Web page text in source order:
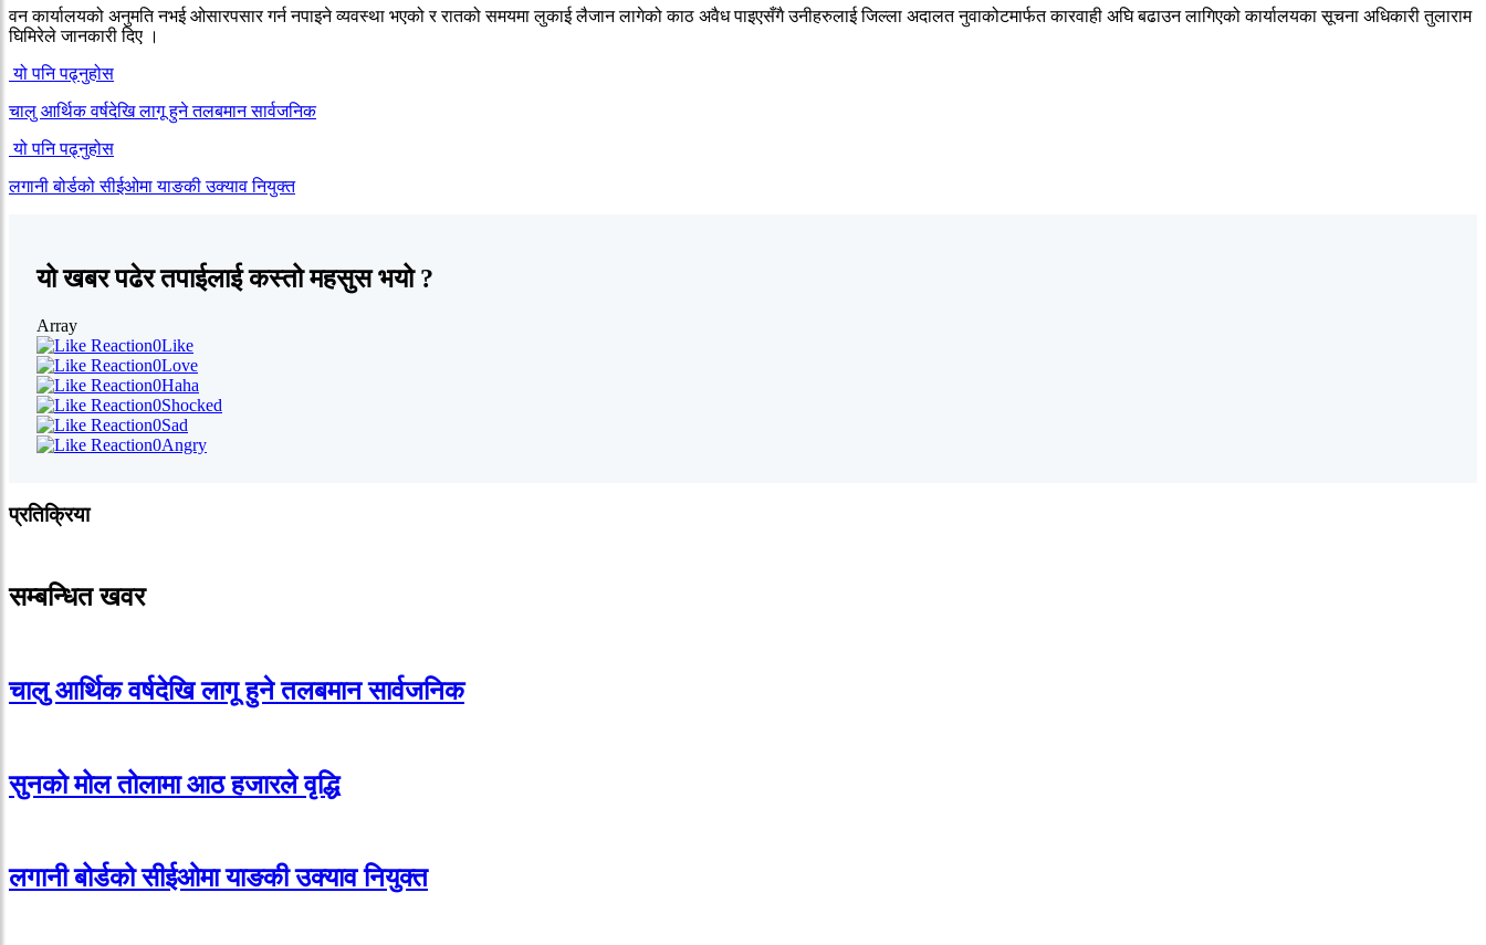
वन कार्यालयको अनुमति नभई ओसारपसार गर्न नपाइने व्यवस्था भएको र रातको समयमा लुकाई लैजान लागेको काठ अवैध पाइएसँगै उनीहरुलाई जिल्ला अदालत नुवाकोटमार्फत कारवाही अघि बढाउन लागिएको कार्यालयका सूचना अधिकारी तुलाराम
घिमिरेले जानकारी दिए ।
यो पनि पढ्नुहोस
चालु आर्थिक वर्षदेखि लागू हुने तलबमान सार्वजनिक
यो पनि पढ्नुहोस
लगानी बोर्डको सीईओमा याङकी उक्याव नियुक्त
यो खबर पढेर तपाईलाई कस्तो महसुस भयो ?
Array
0Like
0Love
0Haha
0Shocked
0Sad
0Angry
प्रतिक्रिया
सम्बन्धित खवर
चालु आर्थिक वर्षदेखि लागू हुने तलबमान सार्वजनिक
सुनको मोल तोलामा आठ हजारले वृद्धि
लगानी बोर्डको सीईओमा याङकी उक्याव नियुक्त